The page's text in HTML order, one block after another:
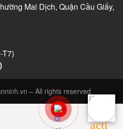
Mai Dịch, Quận Cầu Giấy,
T7)
– All rights reserved.